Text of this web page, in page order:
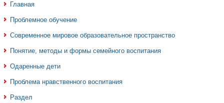
Главная
Проблемное обучение
Современное мировое образовательное пространство
Понятие, методы и формы семейного воспитания
Одаренные дети
Проблема нравственного воспитания
Раздел